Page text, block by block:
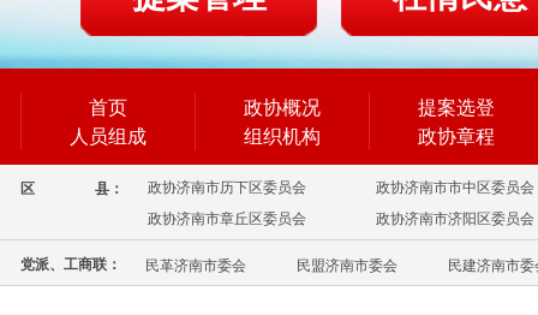
首页
人员组成
政协概况
组织机构
提案选登
政协章程
区 县： 政协济南市历下区委员会 政协济南市市中区委员会
政协济南市章丘区委员会
政协济南市济阳区委员会
党派、工商联： 民革济南市委会 民盟济南市委会 民建济南市委